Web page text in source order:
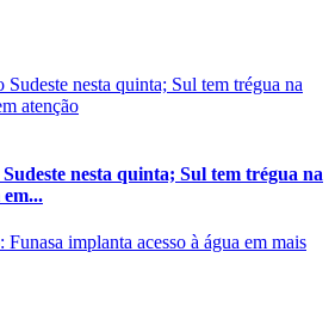
nesta quinta; Sul tem trégua na
em...